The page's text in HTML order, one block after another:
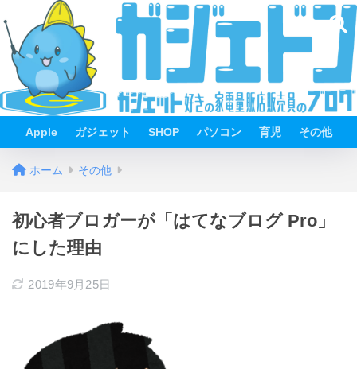
Apple ガジェット SHOP パソコン 育児 その他
ホーム その他
初心者ブロガーが「はてなブログ Pro」
にした理由
2019年9月25日